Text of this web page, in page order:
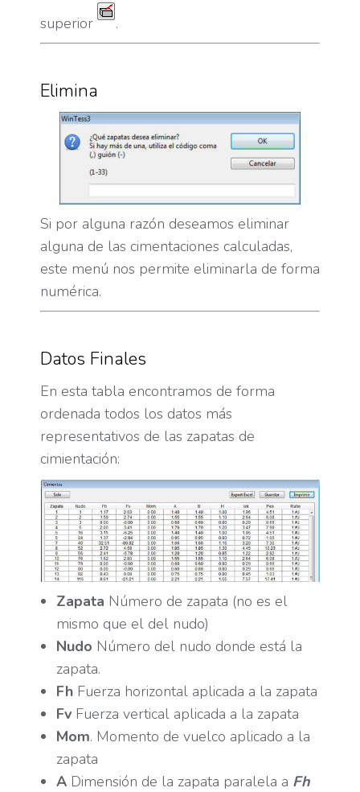
superior
.
Elimina
Si por alguna razón deseamos eliminar
alguna de las cimentaciones calculadas,
este menú nos permite eliminarla de forma
numérica.
Datos Finales
En esta tabla encontramos de forma
ordenada todos los datos más
representativos de las zapatas de
cimientación:
Zapata Número de zapata (no es el
mismo que el del nudo)
Nudo Número del nudo donde está la
zapata.
Fh Fuerza horizontal aplicada a la zapata
Fv Fuerza vertical aplicada a la zapata
Mom. Momento de vuelco aplicado a la
zapata
A Dimensión de la zapata paralela a Fh